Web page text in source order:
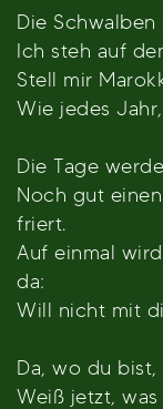
Die
Ich steh auf
Stell mir
Wie jedes
Die Tage
Noch gut
friert.
Auf einmal
da:
Will nicht mit
Da, wo du
Weiß jetzt,